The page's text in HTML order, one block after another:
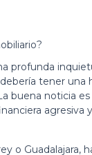
profunda
tener una
buena noticia es
agresiva
o Guadalajara,